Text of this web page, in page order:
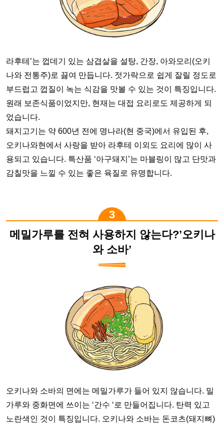
라후테’는 껍데기 있는 삼겹살을 설탕, 간장, 아와모리(오키
나와 전통주)로 끓여 만듭니다. 젓가락으로 쉽게 잘릴 정도로
부드럽고 껍질이 녹는 식감을 맛볼 수 있는 것이 특징입니다.
원래 보존식품이었지만, 현재는 대접 요리로도 제공하게 되
었습니다.
돼지고기는 약 600년 전에 명나라(현 중국)에서 유입된 후,
오키나와현에서 사랑을 받아 라후테 이외도 요리에 많이 사
용되고 있습니다. 특산품 ‘아구돼지’는 마블링이 많고 단맛과
감칠맛을 느낄 수 있는 좋은 육질로 유명합니다.
메밀가루를 전혀 사용하지 않는다?’오키나
와 소바’
오키나와 소바의 면에는 메밀가루가 들어 있지 않습니다. 밀
가루와 중화면에 쓰이는 ‘간수 ‘로 만들어집니다. 탄력 있고
노란색인 것이 특징입니다. 오키나와 소바는 돈코츠(돼지뼈)